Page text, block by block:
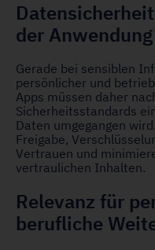
der Anwendung
Gerade bei sensiblen
persönlicher und
Apps müssen daher
Sicherheitsstandards
Daten umgegangen
Freigabe,
Vertrauen und
vertraulichen Inhalten.
Relevanz für
berufliche